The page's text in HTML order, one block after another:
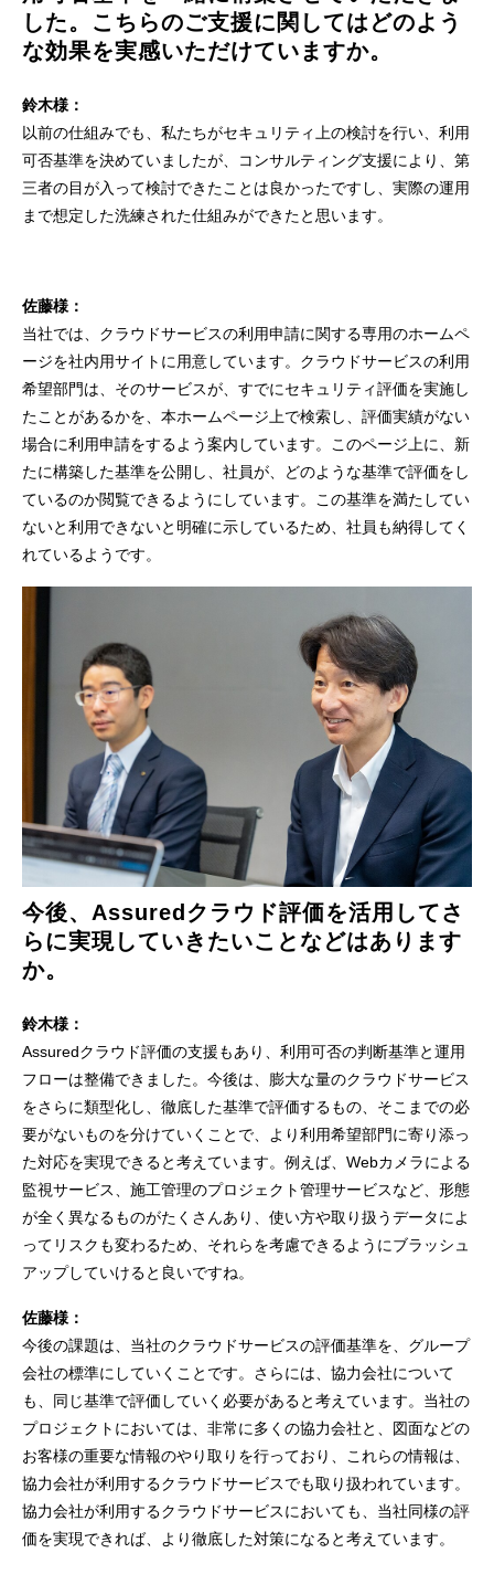
した。こちらのご支援に関してはどのよう
な効果を実感いただけていますか。
鈴木様：
以前の仕組みでも、私たちがセキュリティ上の検討を行い、利用
可否基準を決めていましたが、コンサルティング支援により、第
三者の目が入って検討できたことは良かったですし、実際の運用
まで想定した洗練された仕組みができたと思います。
佐藤様：
当社では、クラウドサービスの利用申請に関する専用のホームペ
ージを社内用サイトに用意しています。クラウドサービスの利用
希望部門は、そのサービスが、すでにセキュリティ評価を実施し
たことがあるかを、本ホームページ上で検索し、評価実績がない
場合に利用申請をするよう案内しています。このページ上に、新
たに構築した基準を公開し、社員が、どのような基準で評価をし
ているのか閲覧できるようにしています。この基準を満たしてい
ないと利用できないと明確に示しているため、社員も納得してく
れているようです。
今後、Assuredクラウド評価を活用してさ
らに実現していきたいことなどはあります
か。
鈴木様：
Assuredクラウド評価の支援もあり、利用可否の判断基準と運用
フローは整備できました。今後は、膨大な量のクラウドサービス
をさらに類型化し、徹底した基準で評価するもの、そこまでの必
要がないものを分けていくことで、より利用希望部門に寄り添っ
た対応を実現できると考えています。例えば、Webカメラによる
監視サービス、施工管理のプロジェクト管理サービスなど、形態
が全く異なるものがたくさんあり、使い方や取り扱うデータによ
ってリスクも変わるため、それらを考慮できるようにブラッシュ
アップしていけると良いですね。
佐藤様：
今後の課題は、当社のクラウドサービスの評価基準を、グループ
会社の標準にしていくことです。さらには、協力会社について
も、同じ基準で評価していく必要があると考えています。当社の
プロジェクトにおいては、非常に多くの協力会社と、図面などの
お客様の重要な情報のやり取りを行っており、これらの情報は、
協力会社が利用するクラウドサービスでも取り扱われています。
協力会社が利用するクラウドサービスにおいても、当社同様の評
価を実現できれば、より徹底した対策になると考えています。